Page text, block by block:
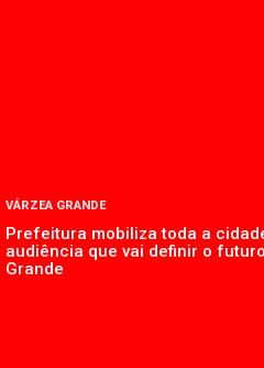
VÁRZEA GRANDE
Prefeitura mobiliza toda a
audiência que vai definir o
Grande